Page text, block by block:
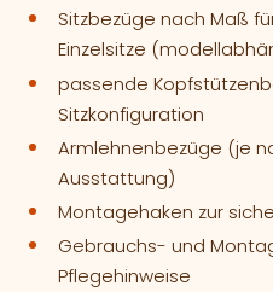
Sitzbezüge nach Maß
Einzelsitze
passende
Sitzkonfiguration
Armlehnenbezüge (je
Ausstattung)
Montagehaken zur
Gebrauchs- und
Pflegehinweise